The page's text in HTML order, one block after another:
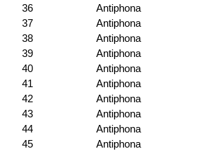
36
Antiphona
37
Antiphona
38
Antiphona
39
Antiphona
40
Antiphona
41
Antiphona
42
Antiphona
43
Antiphona
44
Antiphona
45
Antiphona